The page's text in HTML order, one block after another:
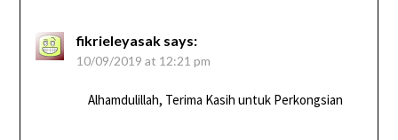
fikrieleyasak says:
10/09/2019 at 12:21 pm
Alhamdulillah, Terima Kasih untuk Perkongsian